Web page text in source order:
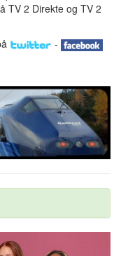
TV 2 Direkte og TV 2
-